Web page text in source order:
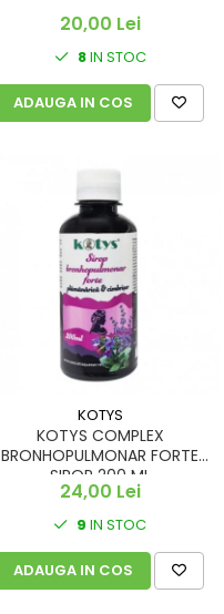
20,00 Lei
8IN STOC
ADAUGA IN COS
KOTYS
KOTYS COMPLEX
BRONHOPULMONAR FORTE
SIROP 200 ML
24,00 Lei
9 IN STOC
ADAUGA IN COS